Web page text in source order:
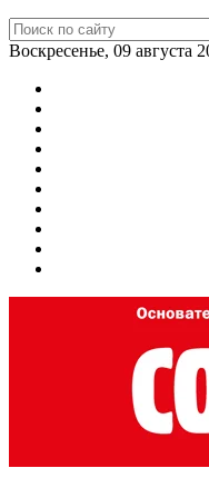
Воскресенье, 09 августа